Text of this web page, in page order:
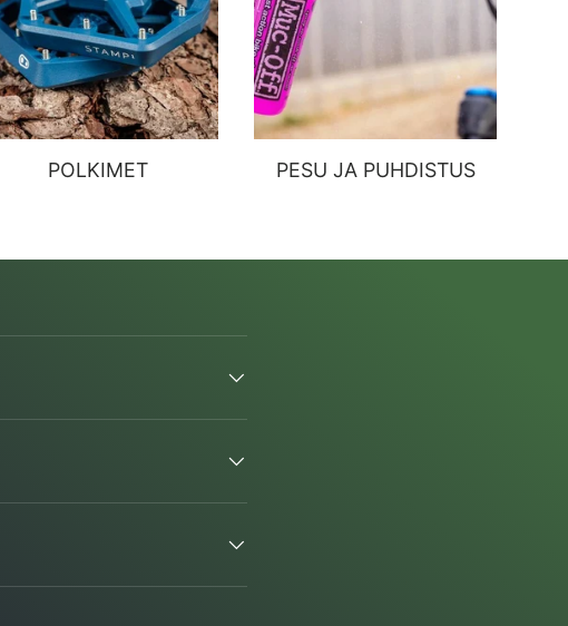
POLKIMET PESU JA PUHDISTUS